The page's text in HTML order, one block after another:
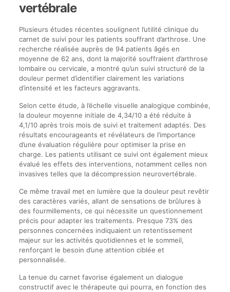
vertébrale
Plusieurs études récentes soulignent l’utilité clinique du
carnet de suivi pour les patients souffrant d’arthrose. Une
recherche réalisée auprès de 94 patients âgés en
moyenne de 62 ans, dont la majorité souffraient d’arthrose
lombaire ou cervicale, a montré qu’un suivi structuré de la
douleur permet d’identifier clairement les variations
d’intensité et les facteurs aggravants.
Selon cette étude, à l’échelle visuelle analogique combinée,
la douleur moyenne initiale de 4,34/10 a été réduite à
4,1/10 après trois mois de suivi et traitement adaptés. Des
résultats encourageants et révélateurs de l’importance
d’une évaluation régulière pour optimiser la prise en
charge. Les patients utilisant ce suivi ont également mieux
évalué les effets des interventions, notamment celles non
invasives telles que la décompression neurovertébrale.
Ce même travail met en lumière que la douleur peut revêtir
des caractères variés, allant de sensations de brûlures à
des fourmillements, ce qui nécessite un questionnement
précis pour adapter les traitements. Presque 73% des
personnes concernées indiquaient un retentissement
majeur sur les activités quotidiennes et le sommeil,
renforçant le besoin d’une attention ciblée et
personnalisée.
La tenue du carnet favorise également un dialogue
constructif avec le thérapeute qui pourra, en fonction des